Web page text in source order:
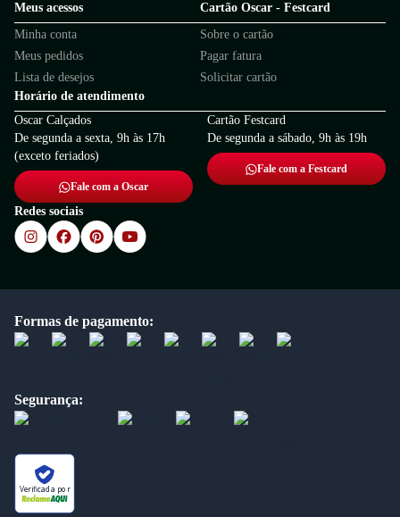
Meus acessos
Minha conta
Meus pedidos
Lista de desejos
Cartão Oscar - Festcard
Sobre o cartão
Pagar fatura
Solicitar cartão
Horário de atendimento
Oscar Calçados
De segunda a sexta, 9h às 17h
(exceto feriados)
Fale com a Oscar
Cartão Festcard
De segunda a sábado, 9h às 19h
Fale com a Festcard
Redes sociais
Formas de pagamento:
Segurança:
Verificada por